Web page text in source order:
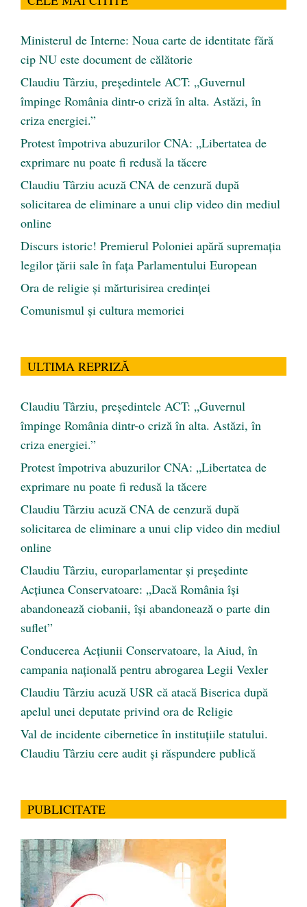
Ministerul de Interne: Noua carte de identitate fără
cip NU este document de călătorie
Claudiu Târziu, președintele ACT: „Guvernul
împinge România dintr-o criză în alta. Astăzi, în
criza energiei.”
Protest împotriva abuzurilor CNA: „Libertatea de
exprimare nu poate fi redusă la tăcere
Claudiu Târziu acuză CNA de cenzură după
solicitarea de eliminare a unui clip video din mediul
online
Discurs istoric! Premierul Poloniei apără supremația
legilor țării sale în fața Parlamentului European
Ora de religie şi mărturisirea credinţei
Comunismul şi cultura memoriei
ULTIMA REPRIZĂ
Claudiu Târziu, președintele ACT: „Guvernul
împinge România dintr-o criză în alta. Astăzi, în
criza energiei.”
Protest împotriva abuzurilor CNA: „Libertatea de
exprimare nu poate fi redusă la tăcere
Claudiu Târziu acuză CNA de cenzură după
solicitarea de eliminare a unui clip video din mediul
online
Claudiu Târziu, europarlamentar și președinte
Acțiunea Conservatoare: „Dacă România își
abandonează ciobanii, își abandonează o parte din
suflet”
Conducerea Acțiunii Conservatoare, la Aiud, în
campania națională pentru abrogarea Legii Vexler
Claudiu Târziu acuză USR că atacă Biserica după
apelul unei deputate privind ora de Religie
Val de incidente cibernetice în instituțiile statului.
Claudiu Târziu cere audit și răspundere publică
PUBLICITATE